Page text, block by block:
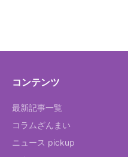
コンテンツ
最新記事一覧
コラムざんまい
ニュース pickup